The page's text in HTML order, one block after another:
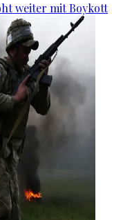
weiter mit Boykott